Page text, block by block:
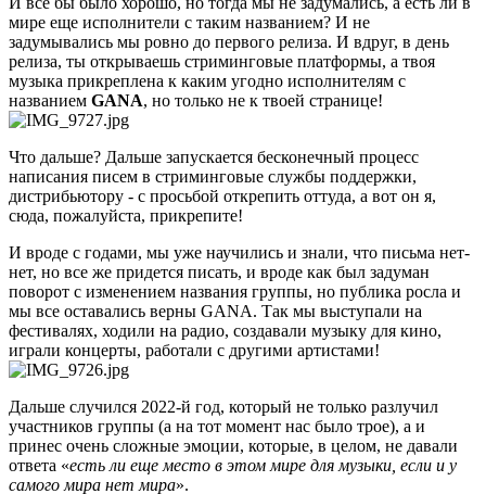
мире еще исполнители с таким названием? И не
задумывались мы ровно до первого релиза. И вдруг, в день
релиза, ты открываешь стриминговые платформы, а твоя
музыка прикреплена к каким угодно исполнителям с
названием GANA, но только не к твоей странице!
Что дальше? Дальше запускается бесконечный процесс
написания писем в стриминговые службы поддержки,
дистрибьютору - с просьбой открепить оттуда, а вот он я,
сюда, пожалуйста, прикрепите!
И вроде с годами, мы уже научились и знали, что письма нет-
нет, но все же придется писать, и вроде как был задуман
поворот с изменением названия группы, но публика росла и
мы все оставались верны GANA. Так мы выступали на
фестивалях, ходили на радио, создавали музыку для кино,
играли концерты, работали с другими артистами!
Дальше случился 2022-й год, который не только разлучил
участников группы (а на тот момент нас было трое), а и
принес очень сложные эмоции, которые, в целом, не давали
ответа «есть ли еще место в этом мире для музыки, если и у
самого мира нет мира».